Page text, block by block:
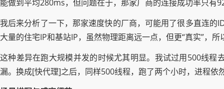
能做到平均280ms，但问题在于，那家厂商的连接成功率只有
我后来分析了一下，那家速度快的厂商，可能用了很多直连的
大量的住宅IP和基站IP，虽然物理距离远一点，但更“真实”，
这种差异在跑大规模并发的时候尤其明显。我试过用500线
漏。换成[快代理]之后，同样500线程，跑了两个小时，进程